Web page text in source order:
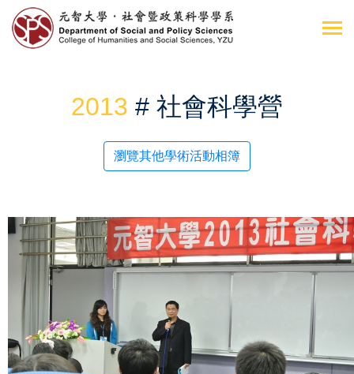
2013 # 社會科學營
瀏覽其他學術活動相簿